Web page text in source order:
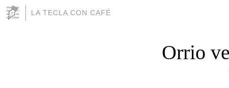
LA TECLA CON CAFÉ
Orrio